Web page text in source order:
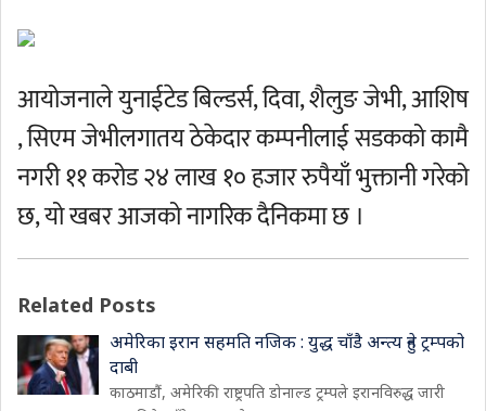
आयोजनाले युनाईटेड बिल्डर्स, दिवा, शैलुङ जेभी, आशिष
, सिएम जेभीलगातय ठेकेदार कम्पनीलाई सडकको कामै
नगरी ११ करोड २४ लाख १० हजार रुपैयाँ भुक्तानी गरेको
छ, यो खबर आजको नागरिक दैनिकमा छ ।
Related Posts
अमेरिका इरान सहमति नजिक : युद्ध चाँडै अन्त्य हुने ट्रम्पको
दाबी
काठमाडौं, अमेरिकी राष्ट्रपति डोनाल्ड ट्रम्पले इरानविरुद्ध जारी